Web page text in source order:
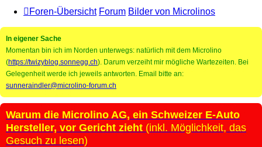
Foren-Übersicht Forum Bilder von Microlinos
In eigener Sache
Momentan bin ich im Norden unterwegs: natürlich mit dem Microlino
(https://twizyblog.sonnegg.ch). Darum verzeiht mir mögliche Wartezeiten. Bei
Gelegenheit werde ich jeweils antworten. Email bitte an:
sunneraindler@microlino-forum.ch
Warum die Microlino AG, ein Schweizer E-Auto
Hersteller, vor Gericht zieht (inkl. Möglichkeit, das
Gesuch zu lesen)